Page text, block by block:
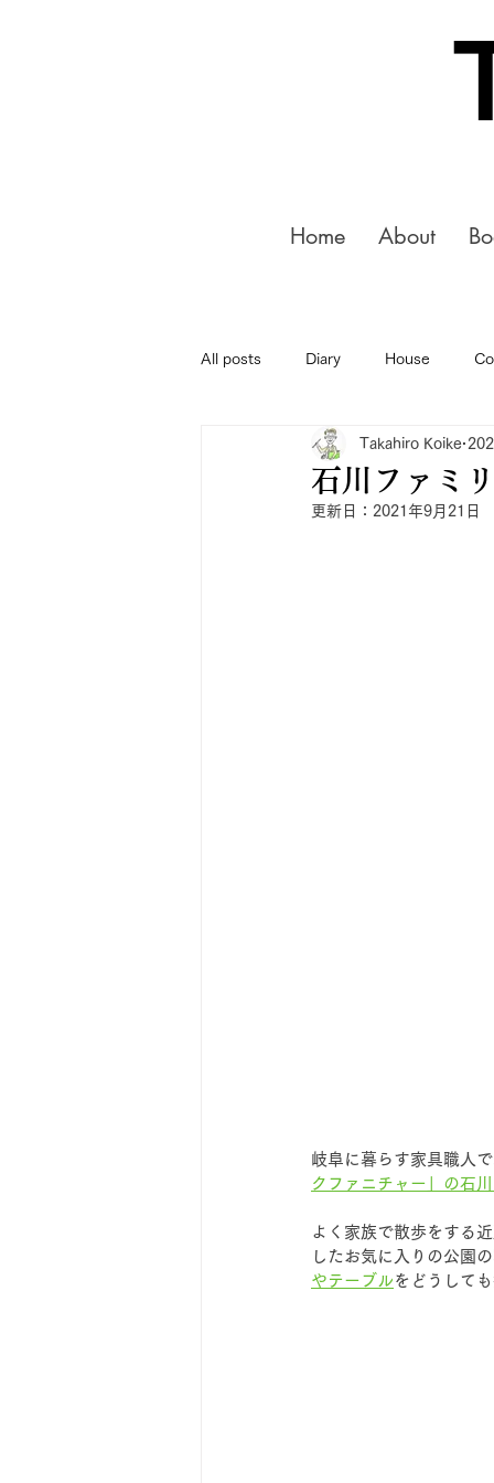
Home About
All posts Diary House
石川ファミ
Takahiro Koike
更新日： 2021年9月21日
岐阜に暮らす家具職人
クファニチャー」の石
よく家族で散歩をする
したお気に入りの公園
やテーブル をどうして